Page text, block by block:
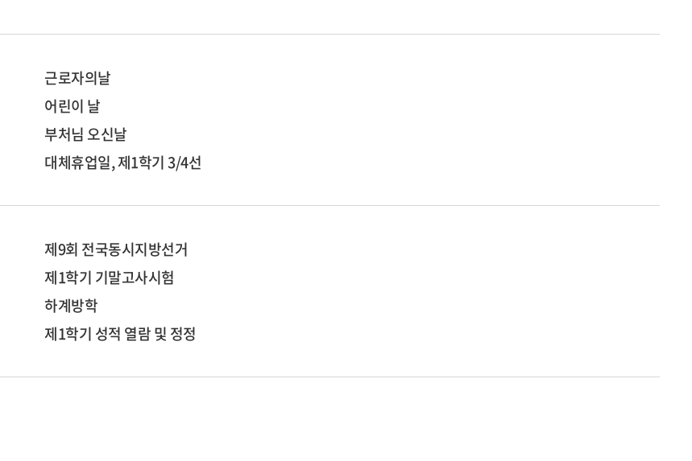
근로자의날
어린이 날
부처님 오신날
대체휴업일, 제1학기 3/4선
제9회 전국동시지방선거
제1학기 기말고사시험
하계방학
제1학기 성적 열람 및 정정